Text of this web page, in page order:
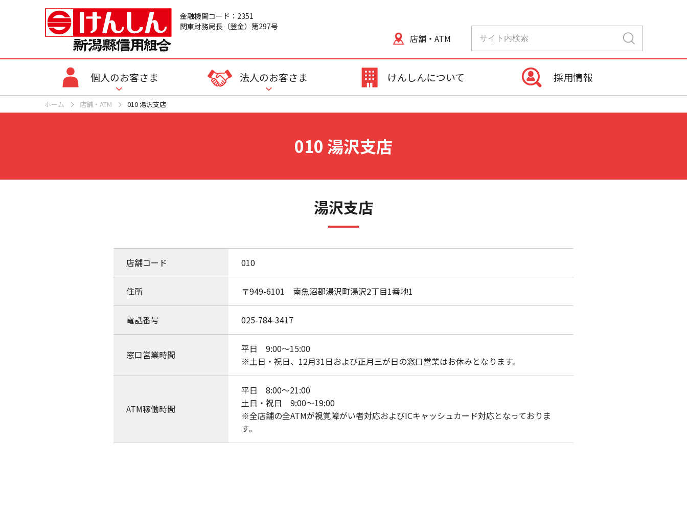
金融機関コード：2351
関東財務局長（登金）第297号
店舗・ATM
個人のお客さま 法人のお客さま けんしんについて 採用情報
ホーム 店舗・ATM 010 湯沢支店
010 湯沢支店
湯沢支店
店舗コード 010
住所 〒949-6101 南魚沼郡湯沢町湯沢2丁目1番地1
電話番号 025-784-3417
窓口営業時間
平日 9:00～15:00
※土日・祝日、12月31日および正月三が日の窓口営業はお休みとなります。
ATM稼働時間
平日 8:00～21:00
土日・祝日 9:00～19:00
※全店舗の全ATMが視覚障がい者対応およびICキャッシュカード対応となっておりま
す。